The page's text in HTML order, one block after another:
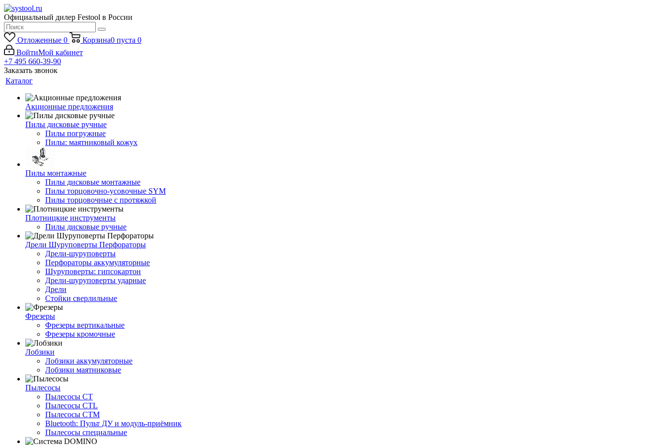
Официальный дилер Festool в России
Отложенные 0 Корзина0 пуста 0
ВойтиМой кабинет
+7 495 660-39-90
Заказать звонок
Каталог
Акционные предложения
Пилы дисковые ручные
Пилы погружные
Пилы: маятниковый кожух
Пилы монтажные
Пилы дисковые монтажные
Пилы торцовочно-усовочные SYM
Пилы торцовочные с протяжкой
Плотницкие инструменты
Пилы дисковые ручные
Дрели Шуруповерты Перфораторы
Дрели-шуруповерты
Перфораторы аккумуляторные
Шуруповерты: гипсокартон
Дрели-шуруповерты ударные
Дрели
Стойки сверлильные
Фрезеры
Фрезеры вертикальные
Фрезеры кромочные
Лобзики
Лобзики аккумуляторные
Лобзики маятниковые
Пылесосы
Пылесосы CT
Пылесосы CTL
Пылесосы CTM
Bluetooth: Пульт ДУ и модуль-приёмник
Пылесосы специальные